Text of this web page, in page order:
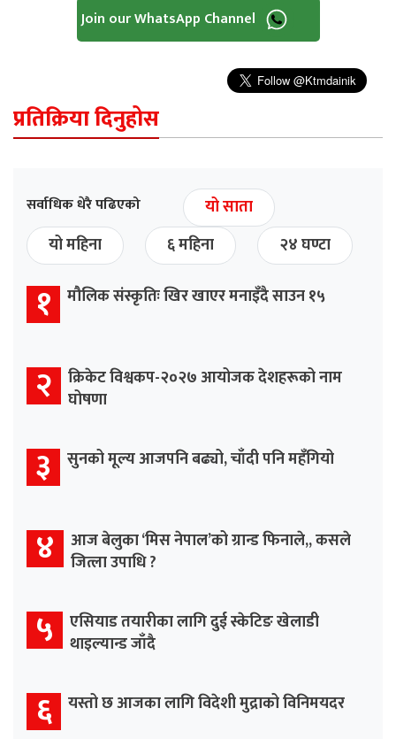
Join our WhatsApp Channel
प्रतिक्रिया दिनुहोस
सर्वाधिक धेरै पढिएको
यो साता
यो महिना
६ महिना २४ घण्टा
१ मौलिक संस्कृतिः खिर खाएर मनाइँदै साउन १५
२
क्रिकेट विश्वकप-२०२७ आयोजक देशहरूको नाम
घोषणा
३ सुनको मूल्य आजपनि बढ्यो, चाँदी पनि महँगियो
४
आज बेलुका ‘मिस नेपाल’को ग्रान्ड फिनाले,, कसले
जित्ला उपाधि ?
५
एसियाड तयारीका लागि दुई स्केटिङ खेलाडी
थाइल्यान्ड जाँदै
६ यस्तो छ आजका लागि विदेशी मुद्राको विनिमयदर